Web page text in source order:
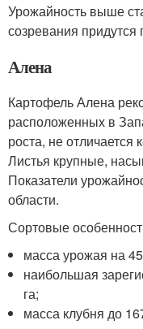
Урожайность выше
созревания
Алена
Картофель Алена
расположенных в
роста, не
Листья крупные,
Показатели
области.
Сортовые
масса урожая на
наибольшая
га;
масса клубня до